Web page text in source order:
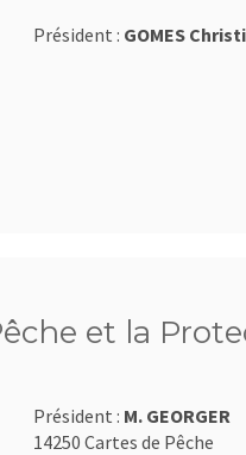
Président : GOMES
et la
Président : M. GEORGER
14250 Cartes de Pêche